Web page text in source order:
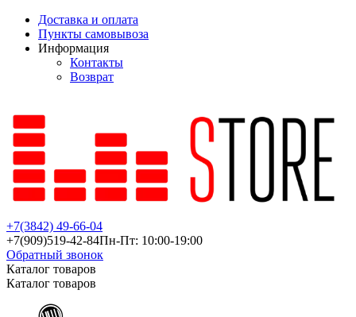
Доставка и оплата
Пункты самовывоза
Информация
Контакты
Возврат
+7(3842) 49-66-04
+7(909)519-42-84Пн-Пт: 10:00-19:00
Обратный звонок
Каталог товаров
Каталог товаров